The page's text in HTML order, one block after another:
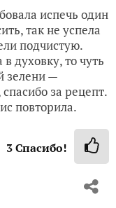
испечь один
так не успела
подчистую.
духовку, то чуть
зелени —
за рецепт.
повторила.
3Спасибо!